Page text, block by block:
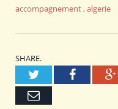
accompagnement,algerie
SHARE.
TwitterFacebook
Email